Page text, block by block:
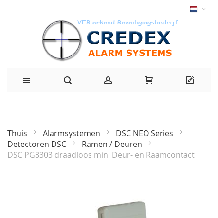
Thuis Alarmsystemen
DSC NEO Series
Detectoren DSC
Ramen / Deuren
DSC PG8303 draadloos mini Deur- en Raamcontact